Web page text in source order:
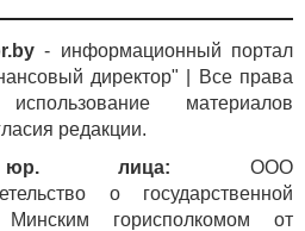
- информационный портал
директор" | Все права
материалов
редакции.
юр. лица: ООО
о государственной
горисполкомом от